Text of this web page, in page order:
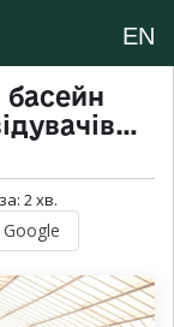
EN
басейн
2хв.